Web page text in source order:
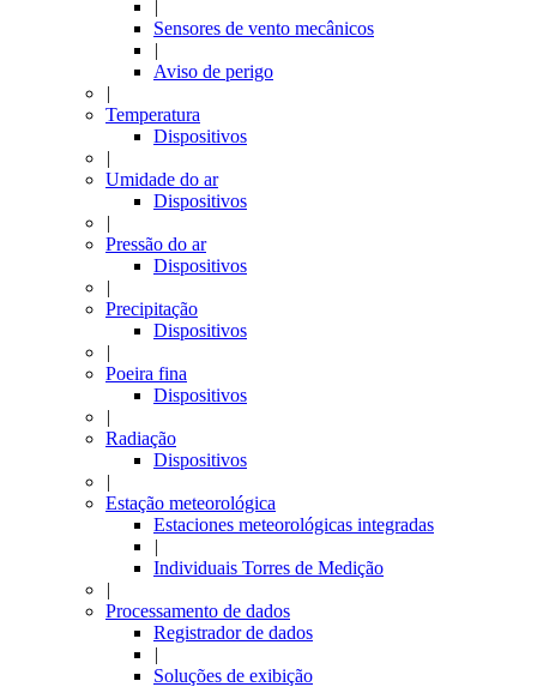
|
Sensores de vento mecânicos
|
Aviso de perigo
|
Temperatura
Dispositivos
|
Umidade do ar
Dispositivos
|
Pressão do ar
Dispositivos
|
Precipitação
Dispositivos
|
Poeira fina
Dispositivos
|
Radiação
Dispositivos
|
Estação meteorológica
Estaciones meteorológicas integradas
|
Individuais Torres de Medição
|
Processamento de dados
Registrador de dados
|
Soluções de exibição